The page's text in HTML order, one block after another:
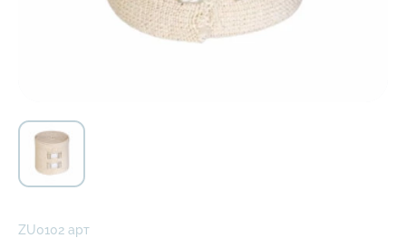
ZU0102 арт